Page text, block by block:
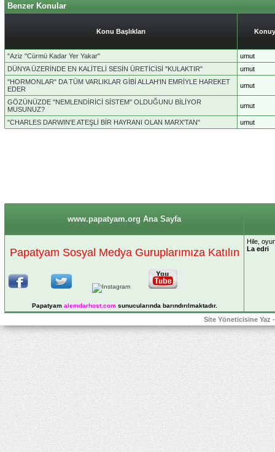
Benzer Konular
Konu Başlıkları
"Aziz "Cürmü Kadar Yer Yakar"
umut
DÜNYA ÜZERİNDE EN KALİTELİ SESİN ÜRETİCİSİ "KULAKTIR"
umut
"HORMONLAR" DA TÜM VARLIKLAR GİBİ ALLAH'IN EMRİYLE HAREKET
EDER
umut
GÖZÜNÜZDE "NEMLENDİRİCİ SİSTEM" OLDUĞUNU BİLİYOR
MUSUNUZ?
umut
"CHARLES DARWIN'E ATEŞLİ BİR HAYRANI OLAN MARX'TAN" umut
www.papatyam.org Ana Sayfa
Papatyam Sosyal Medya Guruplarımıza Katılın
Papatyam alemdarhost.comsunucularında barındırılmaktadır.
Hile,
La edri
Site Yöneticisine Yaz